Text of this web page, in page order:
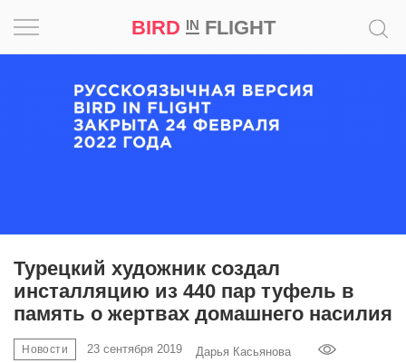
BIRD INFLIGHT
Турецкий художник создал
инсталляцию из 440 пар туфель в
память о жертвах домашнего насилия
Новости 23 сентября 2019 Дарья Касьянова